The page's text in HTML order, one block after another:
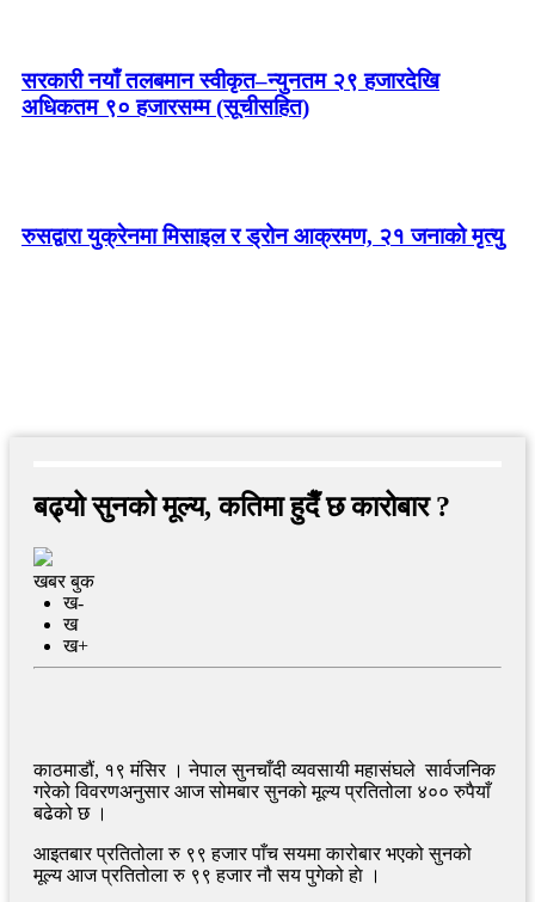
सरकारी नयाँ तलबमान स्वीकृत–न्युनतम २९ हजारदेखि
अधिकतम ९० हजारसम्म (सूचीसहित)
रुसद्वारा युक्रेनमा मिसाइल र ड्रोन आक्रमण, २१ जनाको मृत्यु
बढ्यो सुनको मूल्य, कतिमा हुदैँ छ कारोबार ?
खबर बुक
ख-
ख
ख+
काठमाडौं, १९ मंसिर । नेपाल सुनचाँदी व्यवसायी महासंघले सार्वजनिक
गरेको विवरणअनुसार आज सोमबार सुनको मूल्य प्रतितोला ४०० रुपैयाँ
बढेको छ ।
आइतबार प्रतितोला रु ९९ हजार पाँच सयमा कारोबार भएको सुनको
मूल्य आज प्रतितोला रु ९९ हजार नौ सय पुगेको हाे ।